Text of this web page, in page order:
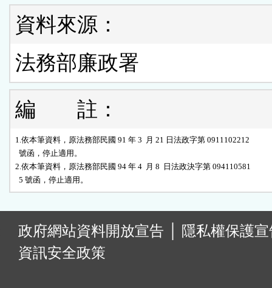
資料來源：
法務部廉政署
編 註：
1.依本筆資料，原法務部民國 91 年 3  月 21 日法政字第 0911102212
  號函，停止適用。
2.依本筆資料，原法務部民國 94 年 4  月 8  日法政決字第 094110581
政府網站資料開放宣告
隱私權保護
資訊安全政策